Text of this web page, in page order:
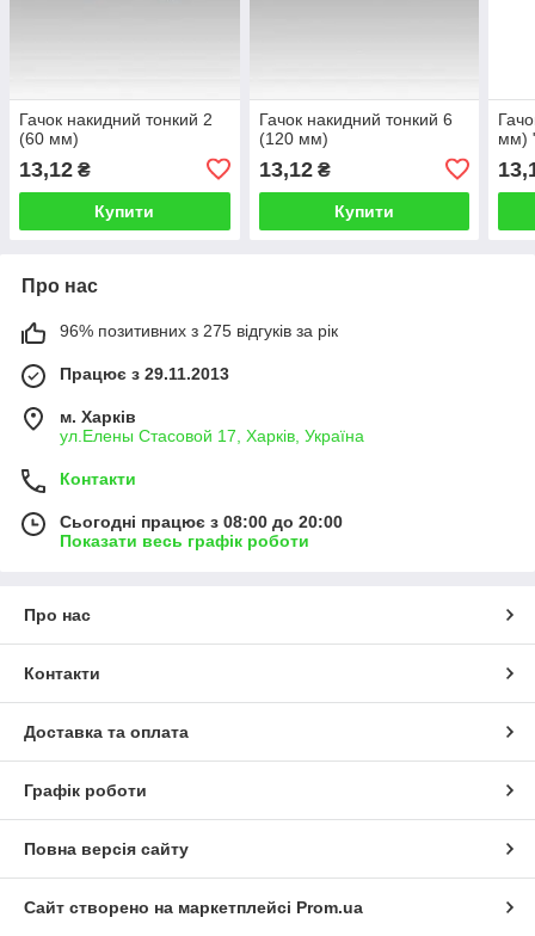
Гачок накидний тонкий 2
(60 мм)
13,12 ₴
Купити
Гачок накидний тонкий 6
(120 мм)
13,12₴
Купити
мм)
Про нас
96% позитивних з 275 відгуків за рік
Працює з 29.11.2013
м. Харків
ул.Елены Стасовой 17, Харків, Україна
Контакти
Сьогодні працює з 08:00 до 20:00
Показати весь графік роботи
Про нас
Контакти
Доставка та оплата
Графік роботи
Повна версія сайту
Сайт створено на маркетплейсі Prom.ua